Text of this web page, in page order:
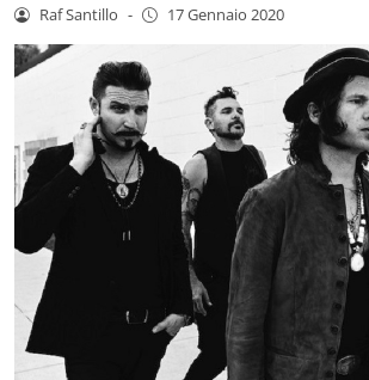
Raf Santillo - 17 Gennaio 2020